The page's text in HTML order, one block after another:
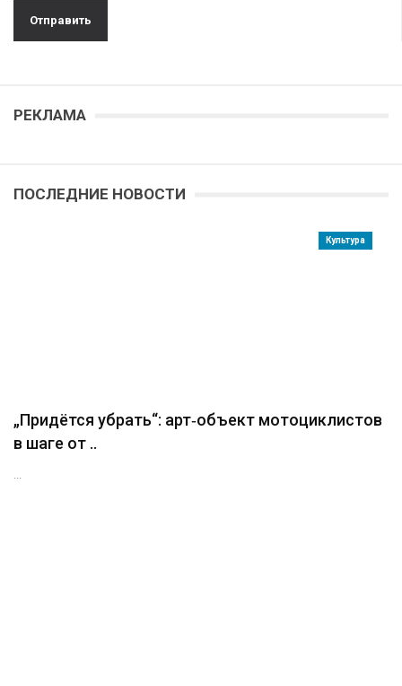
РЕКЛАМА
ПОСЛЕДНИЕ НОВОСТИ
Культура
„Придётся убрать“: арт‑объект мотоциклистов
в шаге от ..
...